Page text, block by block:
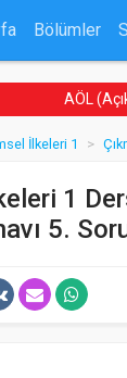
Bölümler
AÖL
İlkeleri 1
1
5.